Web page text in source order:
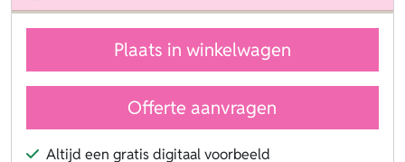
Plaats in winkelwagen
Offerte aanvragen
Altijd een gratis digitaal voorbeeld